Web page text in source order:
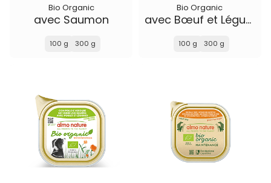
Bio Organic
avec Saumon
100 g 300 g
Bio Organic
avec Bœuf et Légumes
100 g 300 g